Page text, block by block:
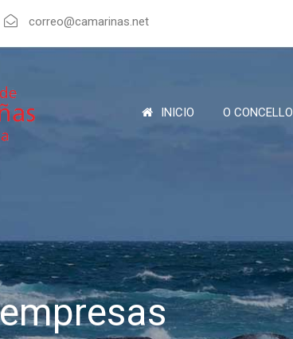
correo@camarinas.net
INICIO O CONCELLO